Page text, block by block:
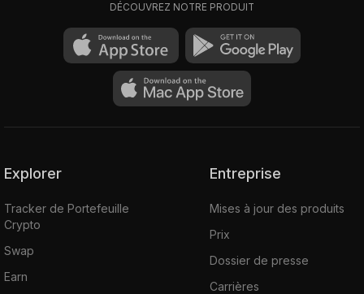
DÉCOUVREZ NOTRE PRODUIT
Explorer
Tracker de Portefeuille
Crypto
Swap
Earn
Entreprise
Mises à jour des produits
Prix
Dossier de presse
Carrières